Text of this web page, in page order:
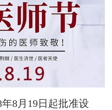
8月19日起批准设